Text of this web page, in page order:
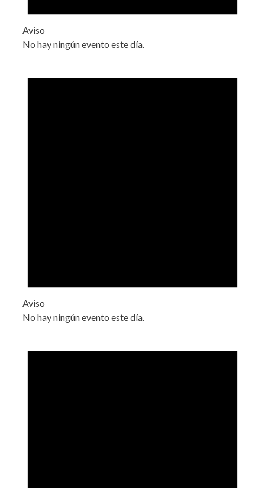
Aviso
No hay ningún evento este día.
Aviso
No hay ningún evento este día.